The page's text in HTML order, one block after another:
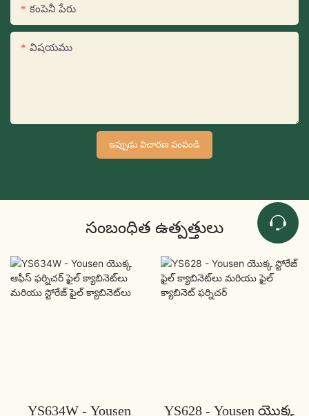
కంపెనీ పేరు
విషయము
ఇప్పుడు విచారణ పంపండి
సంబంధిత ఉత్పత్తులు
YS634W - Yousen YS628 - Yousen యొక్క